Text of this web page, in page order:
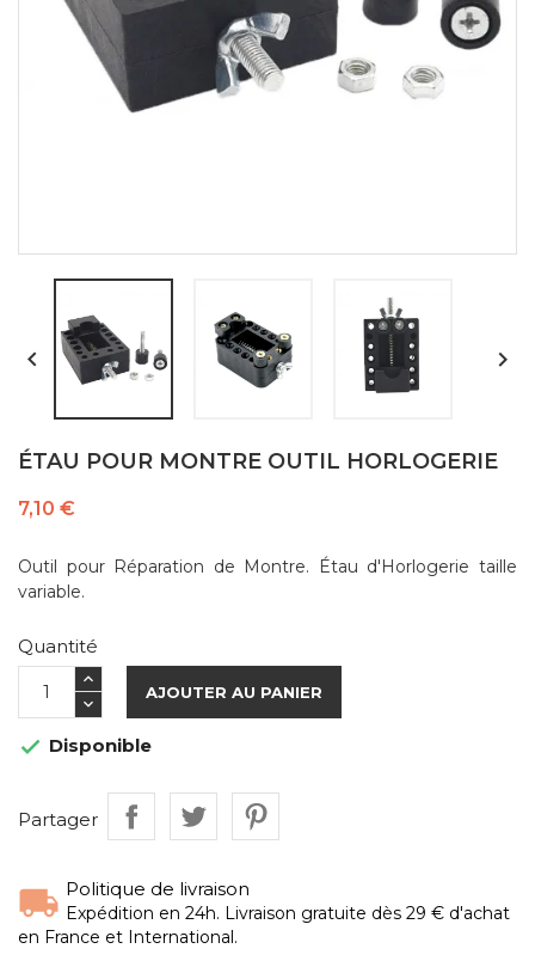
 
ÉTAU POUR MONTRE OUTIL HORLOGERIE
7,10 €
Outil pour Réparation de Montre. Étau d'Horlogerie taille
variable.
Quantité
AJOUTER AU PANIER
 Disponible
Partager
Politique de livraison
Expédition en 24h. Livraison gratuite dès 29 € d'achat
en France et International.